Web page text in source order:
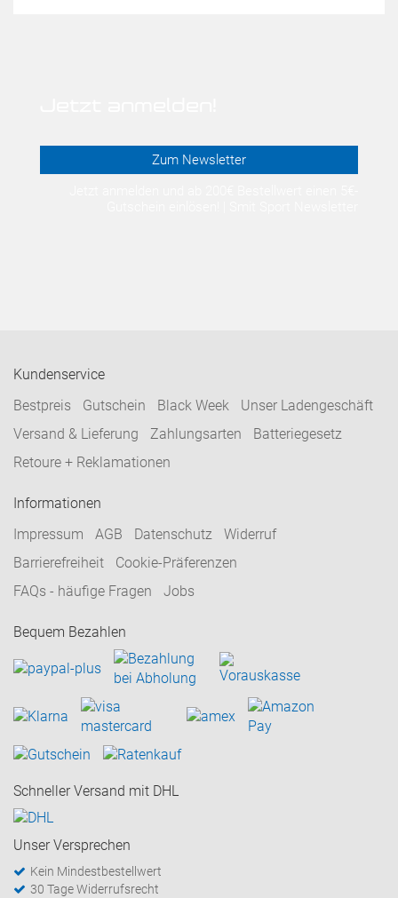
Zum Newsletter
Kundenservice
Bestpreis
Gutschein Black Week
Unser Ladengeschäft
Versand & Lieferung
Zahlungsarten
Batteriegesetz
Retoure + Reklamationen
Informationen
Impressum
AGB Datenschutz
Widerruf
Barrierefreiheit
Cookie-Präferenzen
FAQs - häufige Fragen
Jobs
Bequem Bezahlen
Schneller Versand mit DHL
Unser Versprechen
Kein Mindestbestellwert
30 Tage Widerrufsrecht